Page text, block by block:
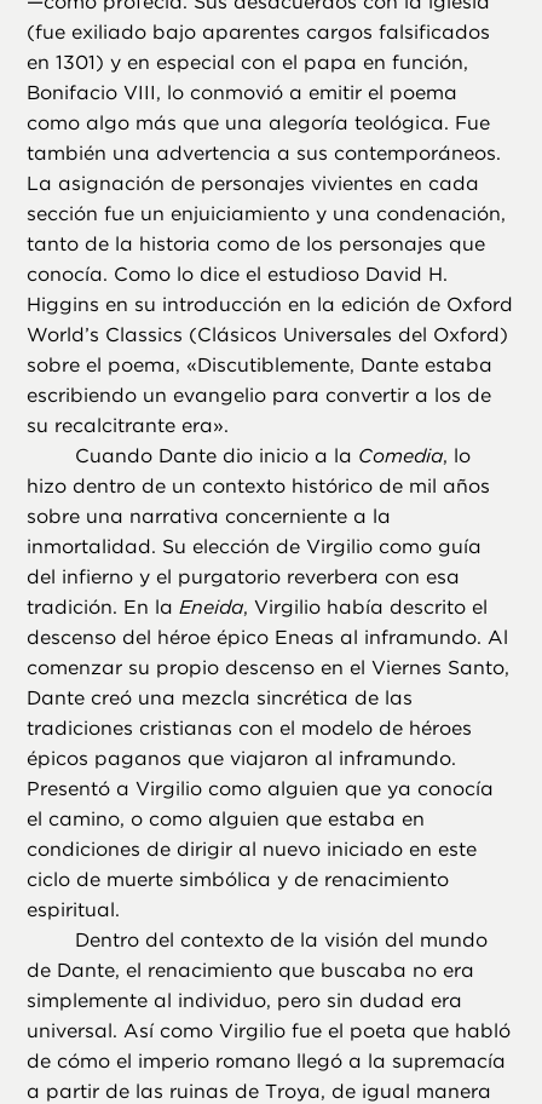
(fue exiliado bajo aparentes cargos falsificados
en 1301) y en especial con el papa en función,
Bonifacio VIII, lo conmovió a emitir el poema
como algo más que una alegoría teológica. Fue
también una advertencia a sus contemporáneos.
La asignación de personajes vivientes en cada
sección fue un enjuiciamiento y una condenación,
tanto de la historia como de los personajes que
conocía. Como lo dice el estudioso David H.
Higgins en su introducción en la edición de Oxford
World’s Classics (Clásicos Universales del Oxford)
sobre el poema, «Discutiblemente, Dante estaba
escribiendo un evangelio para convertir a los de
su recalcitrante era».
Cuando Dante dio inicio a la Comedia, lo
hizo dentro de un contexto histórico de mil años
sobre una narrativa concerniente a la
inmortalidad. Su elección de Virgilio como guía
del infierno y el purgatorio reverbera con esa
tradición. En laEneida, Virgilio había descrito el
descenso del héroe épico Eneas al inframundo. Al
comenzar su propio descenso en el Viernes Santo,
Dante creó una mezcla sincrética de las
tradiciones cristianas con el modelo de héroes
épicos paganos que viajaron al inframundo.
Presentó a Virgilio como alguien que ya conocía
el camino, o como alguien que estaba en
condiciones de dirigir al nuevo iniciado en este
ciclo de muerte simbólica y de renacimiento
espiritual.
Dentro del contexto de la visión del mundo
de Dante, el renacimiento que buscaba no era
simplemente al individuo, pero sin dudad era
universal. Así como Virgilio fue el poeta que habló
de cómo el imperio romano llegó a la supremacía
a partir de las ruinas de Troya, de igual manera